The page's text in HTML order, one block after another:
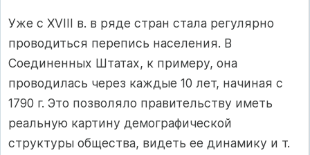
Уже с XVIII в. в ряде стран стала регулярно
проводиться перепись населения. В
Соединенных Штатах, к примеру, она
проводилась через каждые 10 лет, начиная с
1790 г. Это позволяло правительству иметь
реальную картину демографической
структуры общества, видеть ее динамику и т.